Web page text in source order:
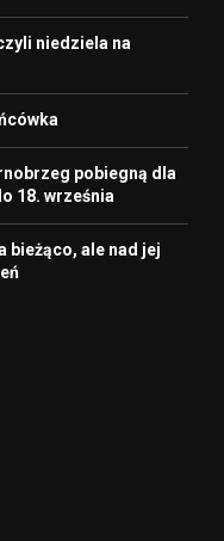
niedziela na
pobiegną dla
18. września
bieżąco, ale nad jej